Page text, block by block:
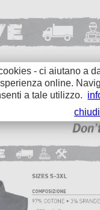
- ci aiutano a
online.
a tale utilizzo.